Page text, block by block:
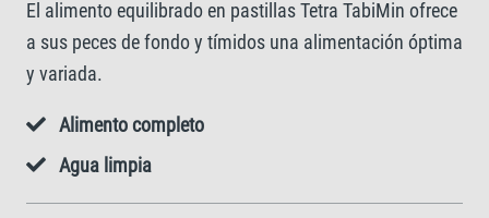
El alimento equilibrado en pastillas Tetra TabiMin ofrece
a sus peces de fondo y tímidos una alimentación óptima
y variada.
Alimento completo
Agua limpia